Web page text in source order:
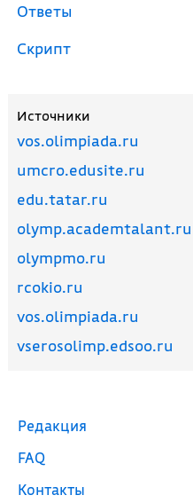
Ответы
Скрипт
Источники
vos.olimpiada.ru
umcro.edusite.ru
edu.tatar.ru
olymp.academtalant.ru
olympmo.ru
rcokio.ru
vos.olimpiada.ru
vserosolimp.edsoo.ru
Редакция
FAQ
Контакты